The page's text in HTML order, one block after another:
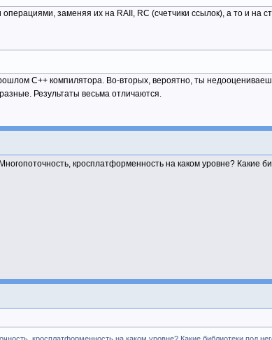
заменяя их на RAII, RC (счетчики ссылок), а то и на
C++ компилятора. Во-вторых, вероятно, ты
Результаты весьма отличаются.
кросплатформенность на каком уровне? Какие